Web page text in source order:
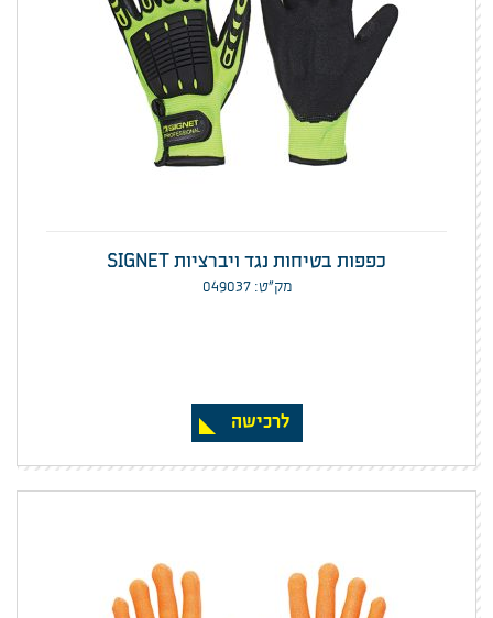
כפפות בטיחות נגד ויברציות SIGNET
מק”ט: 049037
לרכישה